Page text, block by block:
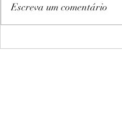
Escreva um comentário